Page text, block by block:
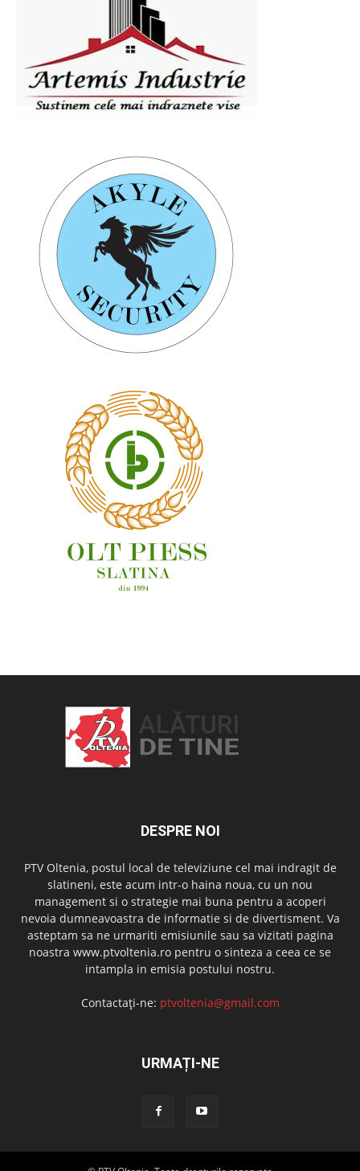
DESPRE NOI
PTV Oltenia, postul local de televiziune cel mai indragit de
slatineni, este acum intr-o haina noua, cu un nou
management si o strategie mai buna pentru a acoperi
nevoia dumneavoastra de informatie si de divertisment. Va
asteptam sa ne urmariti emisiunile sau sa vizitati pagina
noastra www.ptvoltenia.ro pentru o sinteza a ceea ce se
intampla in emisia postului nostru.
Contactați-ne: ptvoltenia@gmail.com
URMAȚI-NE